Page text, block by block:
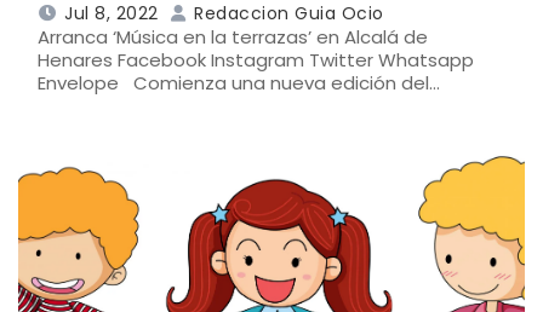
Jul 8, 2022 Redaccion Guia Ocio
Arranca ‘Música en la terrazas’ en Alcalá de
Henares Facebook Instagram Twitter Whatsapp
Envelope Comienza una nueva edición del…